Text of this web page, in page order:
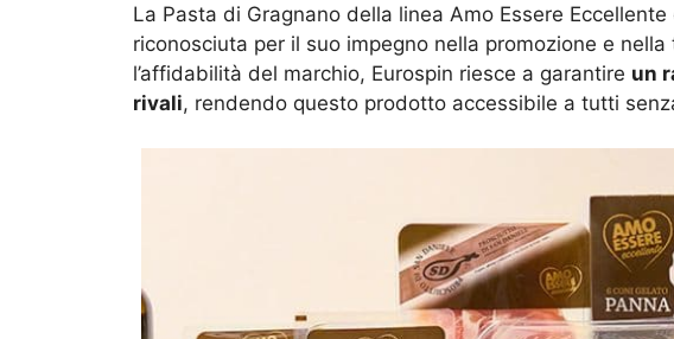
La Pasta di Gragnano della linea Amo Essere
riconosciuta per il suo impegno nella promozione e
l’affidabilità del marchio, Eurospin riesce a garantire un
rivali, rendendo questo prodotto accessibile a tutti